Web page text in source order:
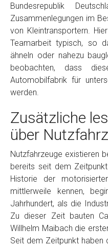
Bundesrepublik
Zusammenlegungen im
von Kleintransportern.
Teamarbeit typisch, so
ähneln oder nahezu
beobachten, dass
Automobilfabrik für
werden.
Zusätzliche
über
Nutzfahrzeuge existieren
bereits seit dem
Historie der
mittlerweile kennen,
Jahrhundert, als die
Zu dieser Zeit bauten
Willhelm Maibach die
Seit dem Zeitpunkt haben